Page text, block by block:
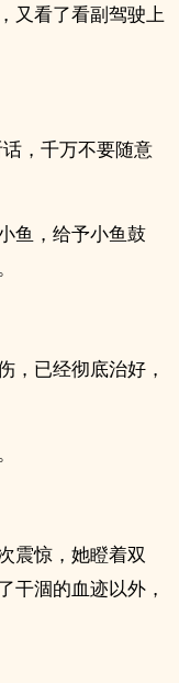
又看了看副驾驶上
，千万不要随意
鱼，给予小鱼鼓
，已经彻底治好，
震惊，她瞪着双
干涸的血迹以外，